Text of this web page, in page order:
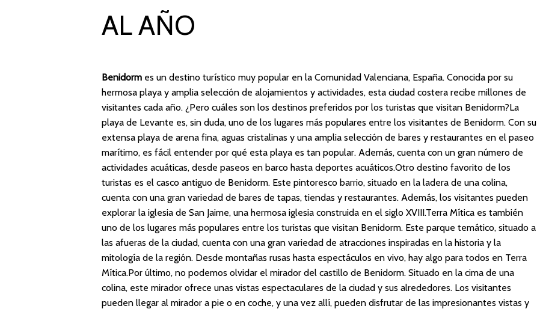
AL AÑO
Benidorm es un destino turístico muy popular en la Comunidad Valenciana, España. Conocida por su
hermosa playa y amplia selección de alojamientos y actividades, esta ciudad costera recibe millones de
visitantes cada año. ¿Pero cuáles son los destinos preferidos por los turistas que visitan Benidorm?La
playa de Levante es, sin duda, uno de los lugares más populares entre los visitantes de Benidorm. Con su
extensa playa de arena fina, aguas cristalinas y una amplia selección de bares y restaurantes en el paseo
marítimo, es fácil entender por qué esta playa es tan popular. Además, cuenta con un gran número de
actividades acuáticas, desde paseos en barco hasta deportes acuáticos.Otro destino favorito de los
turistas es el casco antiguo de Benidorm. Este pintoresco barrio, situado en la ladera de una colina,
cuenta con una gran variedad de bares de tapas, tiendas y restaurantes. Además, los visitantes pueden
explorar la iglesia de San Jaime, una hermosa iglesia construida en el siglo XVIII.Terra Mítica es también
uno de los lugares más populares entre los turistas que visitan Benidorm. Este parque temático, situado a
las afueras de la ciudad, cuenta con una gran variedad de atracciones inspiradas en la historia y la
mitología de la región. Desde montañas rusas hasta espectáculos en vivo, hay algo para todos en Terra
Mítica.Por último, no podemos olvidar el mirador del castillo de Benidorm. Situado en la cima de una
colina, este mirador ofrece unas vistas espectaculares de la ciudad y sus alrededores. Los visitantes
pueden llegar al mirador a pie o en coche, y una vez allí, pueden disfrutar de las impresionantes vistas y